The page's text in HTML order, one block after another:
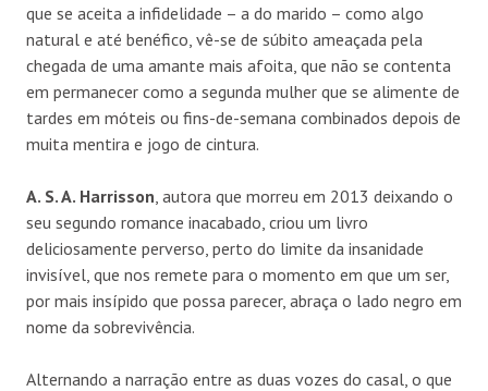
que se aceita a infidelidade – a do marido – como algo
natural e até benéfico, vê-se de súbito ameaçada pela
chegada de uma amante mais afoita, que não se contenta
em permanecer como a segunda mulher que se alimente de
tardes em móteis ou fins-de-semana combinados depois de
muita mentira e jogo de cintura.
A. S. A. Harrisson , autora que morreu em 2013 deixando o
seu segundo romance inacabado, criou um livro
deliciosamente perverso, perto do limite da insanidade
invisível, que nos remete para o momento em que um ser,
por mais insípido que possa parecer, abraça o lado negro em
nome da sobrevivência.
Alternando a narração entre as duas vozes do casal, o que